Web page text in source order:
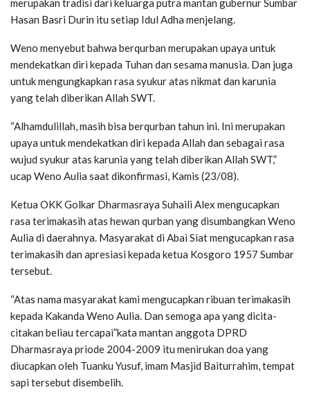
merupakan tradisi dari keluarga putra mantan gubernur Sumbar
Hasan Basri Durin itu setiap Idul Adha menjelang.
Weno menyebut bahwa berqurban merupakan upaya untuk
mendekatkan diri kepada Tuhan dan sesama manusia. Dan juga
untuk mengungkapkan rasa syukur atas nikmat dan karunia
yang telah diberikan Allah SWT.
“Alhamdulillah, masih bisa berqurban tahun ini. Ini merupakan
upaya untuk mendekatkan diri kepada Allah dan sebagai rasa
wujud syukur atas karunia yang telah diberikan Allah SWT,”
ucap Weno Aulia saat dikonfirmasi, Kamis (23/08).
Ketua OKK Golkar Dharmasraya Suhaili Alex mengucapkan
rasa terimakasih atas hewan qurban yang disumbangkan Weno
Aulia di daerahnya. Masyarakat di Abai Siat mengucapkan rasa
terimakasih dan apresiasi kepada ketua Kosgoro 1957 Sumbar
tersebut.
“Atas nama masyarakat kami mengucapkan ribuan terimakasih
kepada Kakanda Weno Aulia. Dan semoga apa yang dicita-
citakan beliau tercapai”kata mantan anggota DPRD
Dharmasraya priode 2004-2009 itu menirukan doa yang
diucapkan oleh Tuanku Yusuf, imam Masjid Baiturrahim, tempat
sapi tersebut disembelih.